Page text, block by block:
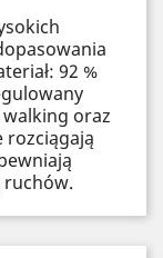
92 %
oraz
rozciągają